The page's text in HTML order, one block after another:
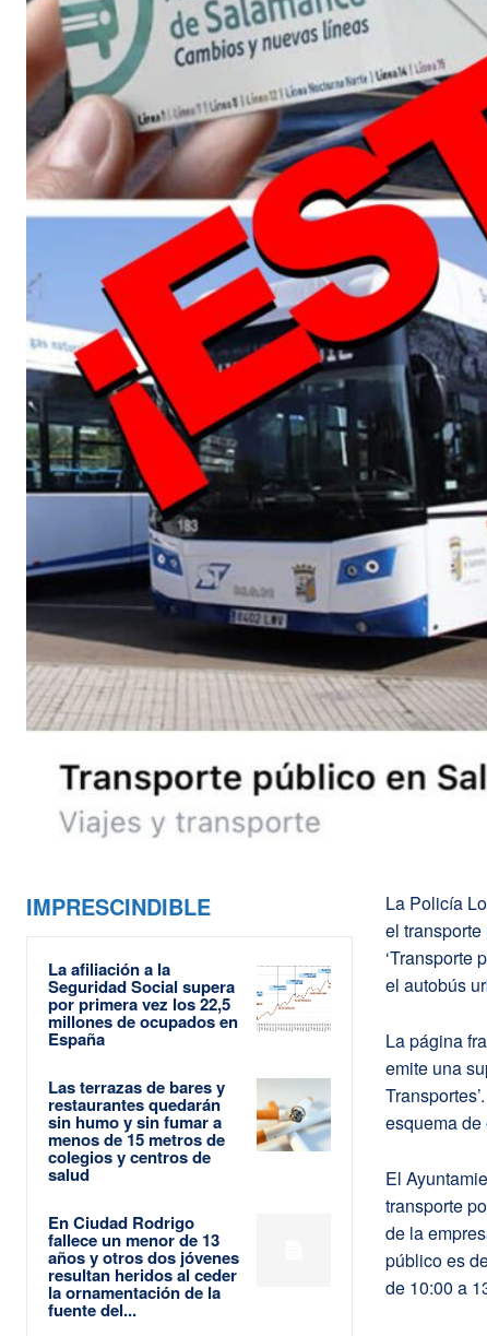
IMPRESCINDIBLE
La afiliación a la
Seguridad Social supera
por primera vez los 22,5
millones de ocupados en
España
Las terrazas de bares y
restaurantes quedarán
sin humo y sin fumar a
menos de 15 metros de
colegios y centros de
salud
En Ciudad Rodrigo
fallece un menor de 13
años y otros dos jóvenes
resultan heridos al ceder
la ornamentación de la
fuente del...
La Policía
el
‘Transporte
el autobús
La página
emite una
esquema de
El
transporte
de la
público es
de 10:00 a